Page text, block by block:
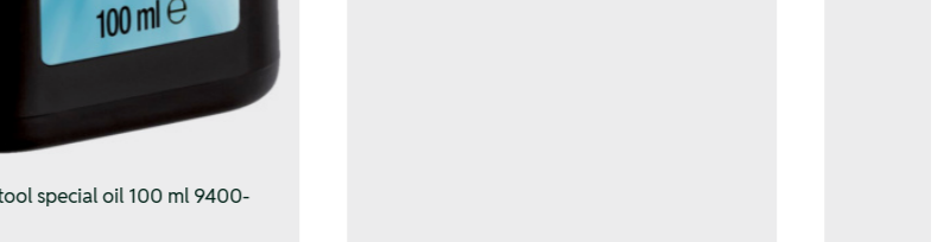
special oil 100 ml 9400-